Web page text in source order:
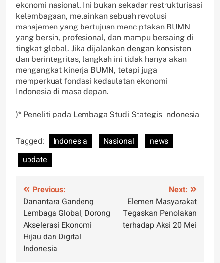
ekonomi nasional. Ini bukan sekadar restrukturisasi
kelembagaan, melainkan sebuah revolusi
manajemen yang bertujuan menciptakan BUMN
yang bersih, profesional, dan mampu bersaing di
tingkat global. Jika dijalankan dengan konsisten
dan berintegritas, langkah ini tidak hanya akan
mengangkat kinerja BUMN, tetapi juga
memperkuat fondasi kedaulatan ekonomi
Indonesia di masa depan.
)* Peneliti pada Lembaga Studi Stategis Indonesia
Tagged: Indonesia Nasional
news
update
Post
navigation
Previous:
Danantara Gandeng
Lembaga Global, Dorong
Akselerasi Ekonomi
Hijau dan Digital
Indonesia
Next:
Elemen Masyarakat
Tegaskan Penolakan
terhadap Aksi 20 Mei